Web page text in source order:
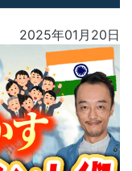
2025年01月20日